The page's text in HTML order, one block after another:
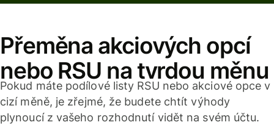
Přeměna akciových opcí
nebo RSU na tvrdou měnu
Pokud máte podílové listy RSU nebo akciové opce v
cizí měně, je zřejmé, že budete chtít výhody
plynoucí z vašeho rozhodnutí vidět na svém účtu.